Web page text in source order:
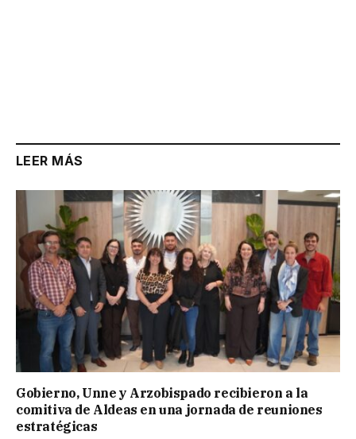
LEER MÁS
Gobierno, Unne y Arzobispado recibieron a la
comitiva de Aldeas en una jornada de reuniones
estratégicas